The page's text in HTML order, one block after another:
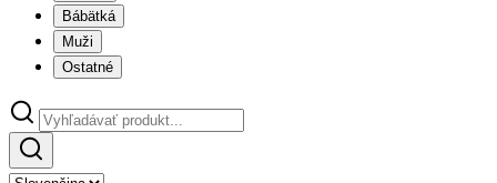
Bábätká
Muži
Ostatné